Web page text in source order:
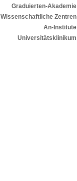
Graduierten-Akademie
Wissenschaftliche Zentren
An-Institute
Universitätsklinikum